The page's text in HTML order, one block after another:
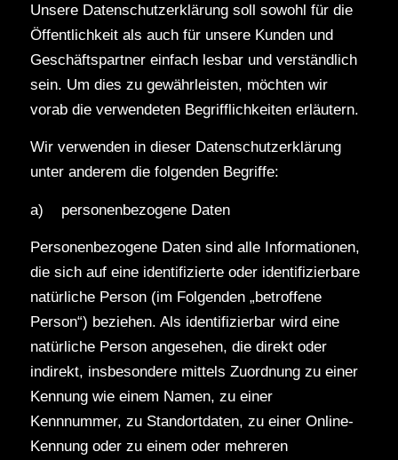
Unsere Datenschutzerklärung soll sowohl für die
Öffentlichkeit als auch für unsere Kunden und
Geschäftspartner einfach lesbar und verständlich
sein. Um dies zu gewährleisten, möchten wir
vorab die verwendeten Begrifflichkeiten erläutern.
Wir verwenden in dieser Datenschutzerklärung
unter anderem die folgenden Begriffe:
a) personenbezogene Daten
Personenbezogene Daten sind alle Informationen,
die sich auf eine identifizierte oder identifizierbare
natürliche Person (im Folgenden „betroffene
Person“) beziehen. Als identifizierbar wird eine
natürliche Person angesehen, die direkt oder
indirekt, insbesondere mittels Zuordnung zu einer
Kennung wie einem Namen, zu einer
Kennnummer, zu Standortdaten, zu einer Online-
Kennung oder zu einem oder mehreren